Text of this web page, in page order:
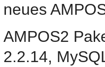
neues
AMPOS2
2.2.14,